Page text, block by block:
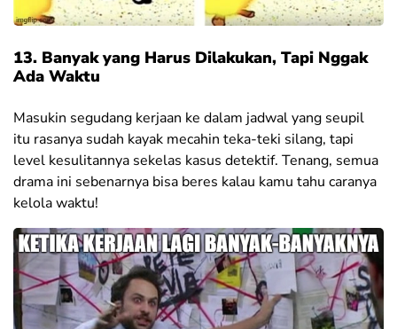
13. Banyak yang Harus Dilakukan, Tapi Nggak
Ada Waktu
Masukin segudang kerjaan ke dalam jadwal yang seupil
itu rasanya sudah kayak mecahin teka-teki silang, tapi
level kesulitannya sekelas kasus detektif. Tenang, semua
drama ini sebenarnya bisa beres kalau kamu tahu caranya
kelola waktu!